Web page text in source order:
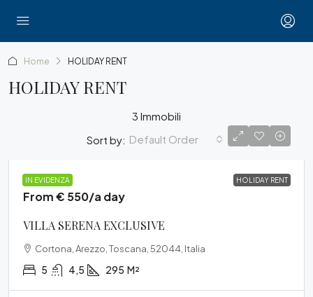
Home HOLIDAY RENT
HOLIDAY RENT
3 Immobili
Sort by: Default Order
IN EVIDENZA HOLIDAY RENT
VILLA
From € 550/a day
VILLA SERENA EXCLUSIVE
Cortona, Arezzo, Toscana, 52044, Italia
5 4,5 295 M²